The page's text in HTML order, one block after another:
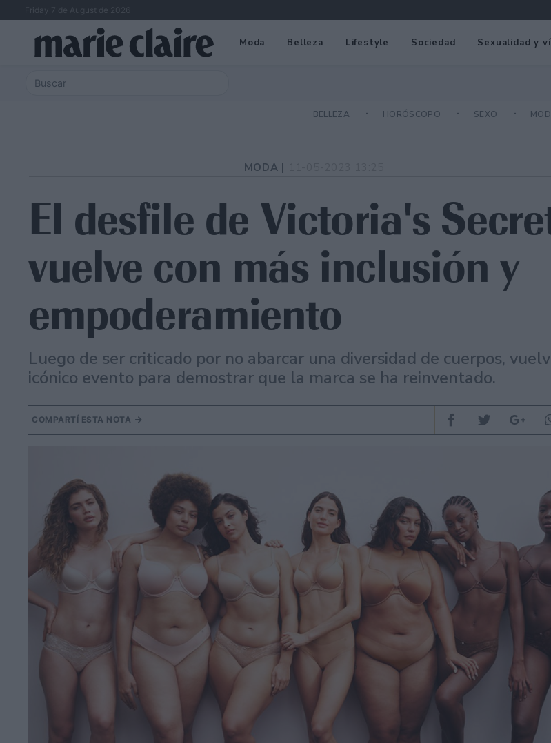
Friday 7 de August de 2026
Moda Belleza Lifestyle Sociedad Sexualidad y
BELLEZA HORÓSCOPO SEXO
MODA |
El desfile de Victoria's
vuelve con más inclusión y
empoderamiento
Luego de ser criticado por no abarcar una diversidad de cuerpos,
icónico evento para demostrar que la marca se ha reinventado.
COMPARTÍ ESTA NOTA